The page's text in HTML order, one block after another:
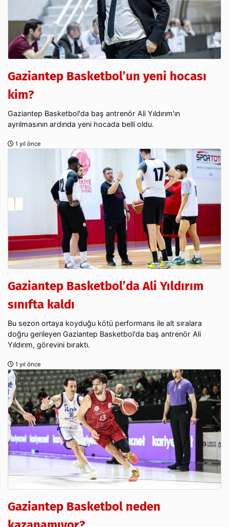
Gaziantep Basketbol’un yeni hocası
kim?
Gaziantep Basketbol'da baş antrenör Ali Yıldırım'ın
ayrılmasının ardında yeni hocada belli oldu.
1 yıl önce
Gaziantep Basketbol’da Ali Yıldırım
sınıfta kaldı
Bu sezon ortaya koyduğu kötü performans ile alt sıralara
doğru gerileyen Gaziantep Basketbol'da baş antrenör Ali
Yıldırım, görevini bıraktı.
1 yıl önce
Gaziantep Basketbol neden